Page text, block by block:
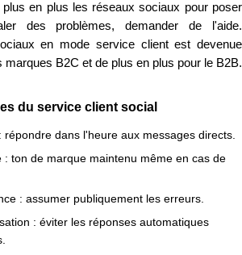
plus en plus les réseaux sociaux pour poser
des problèmes, demander de l'aide.
en mode service client est devenue
marques B2C et de plus en plus pour le B2B.
du service client social
répondre dans l'heure aux messages directs.
: ton de marque maintenu même en cas de
: assumer publiquement les erreurs.
: éviter les réponses automatiques